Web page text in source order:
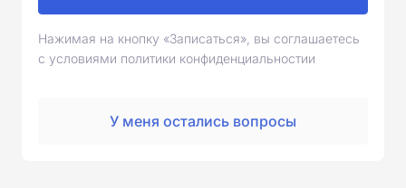
Нажимая на кнопку «Записаться», вы соглашаетесь
с условиями политики конфиденциальностии
У меня остались вопросы